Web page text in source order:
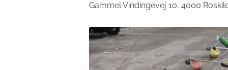
Gammel Vindingevej 10, 4000